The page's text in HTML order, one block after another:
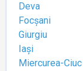
Deva
Focșani
Giurgiu
Iași
Miercurea-Ciuc